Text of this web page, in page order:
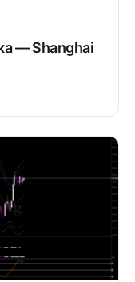
— Shanghai